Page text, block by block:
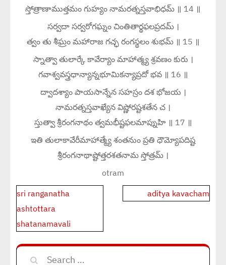
స్తోత్రాణాముత్తమం గుహ్యం నామరత్నస్తవాభిధమ్ ॥ 14 ॥
సర్వదా సర్వరోగఘ్నం చింతితార్థఫలప్రదమ్ ।
త్వం తు శీఘ్రం మహారాజ గచ్ఛ రంగస్థలం శుభమ్ ॥ 15 ॥
స్నాత్వా తులార్కే కావేర్యాం మాహాత్మ్య శ్రవణం కురు ।
గవాశ్వవస్త్రధాన్యాన్నభూమికన్యాప్రదో భవ ॥ 16 ॥
ద్వాదశ్యాం పాయసాన్నేన సహస్రం దశ భోజయ ।
నామరత్నస్తవాఖ్యేన విష్ణోరష్టశతేన చ ।
స్తుత్వా శ్రీరంగనాథం త్వమభీష్టఫలమాప్నుహి ॥ 17 ॥
ఇతి తులాకావేరీమాహాత్మ్యే శంతనుం ప్రతి ధౌమ్యోపదిష్ట
శ్రీరంగనాథాష్టోత్తరశతనామ స్తోత్రమ్ ।
otram
Post
navigation
sri ranganatha
ashtottara
shatanamavali
aditya kavacham
Search